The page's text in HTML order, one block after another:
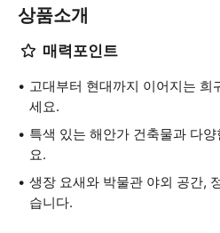
상품소개
매력포인트
고대부터 현대까지 이어지는 희
세요.
특색 있는 해안가 건축물과 다
요.
생장 요새와 박물관 야외 공간,
습니다.